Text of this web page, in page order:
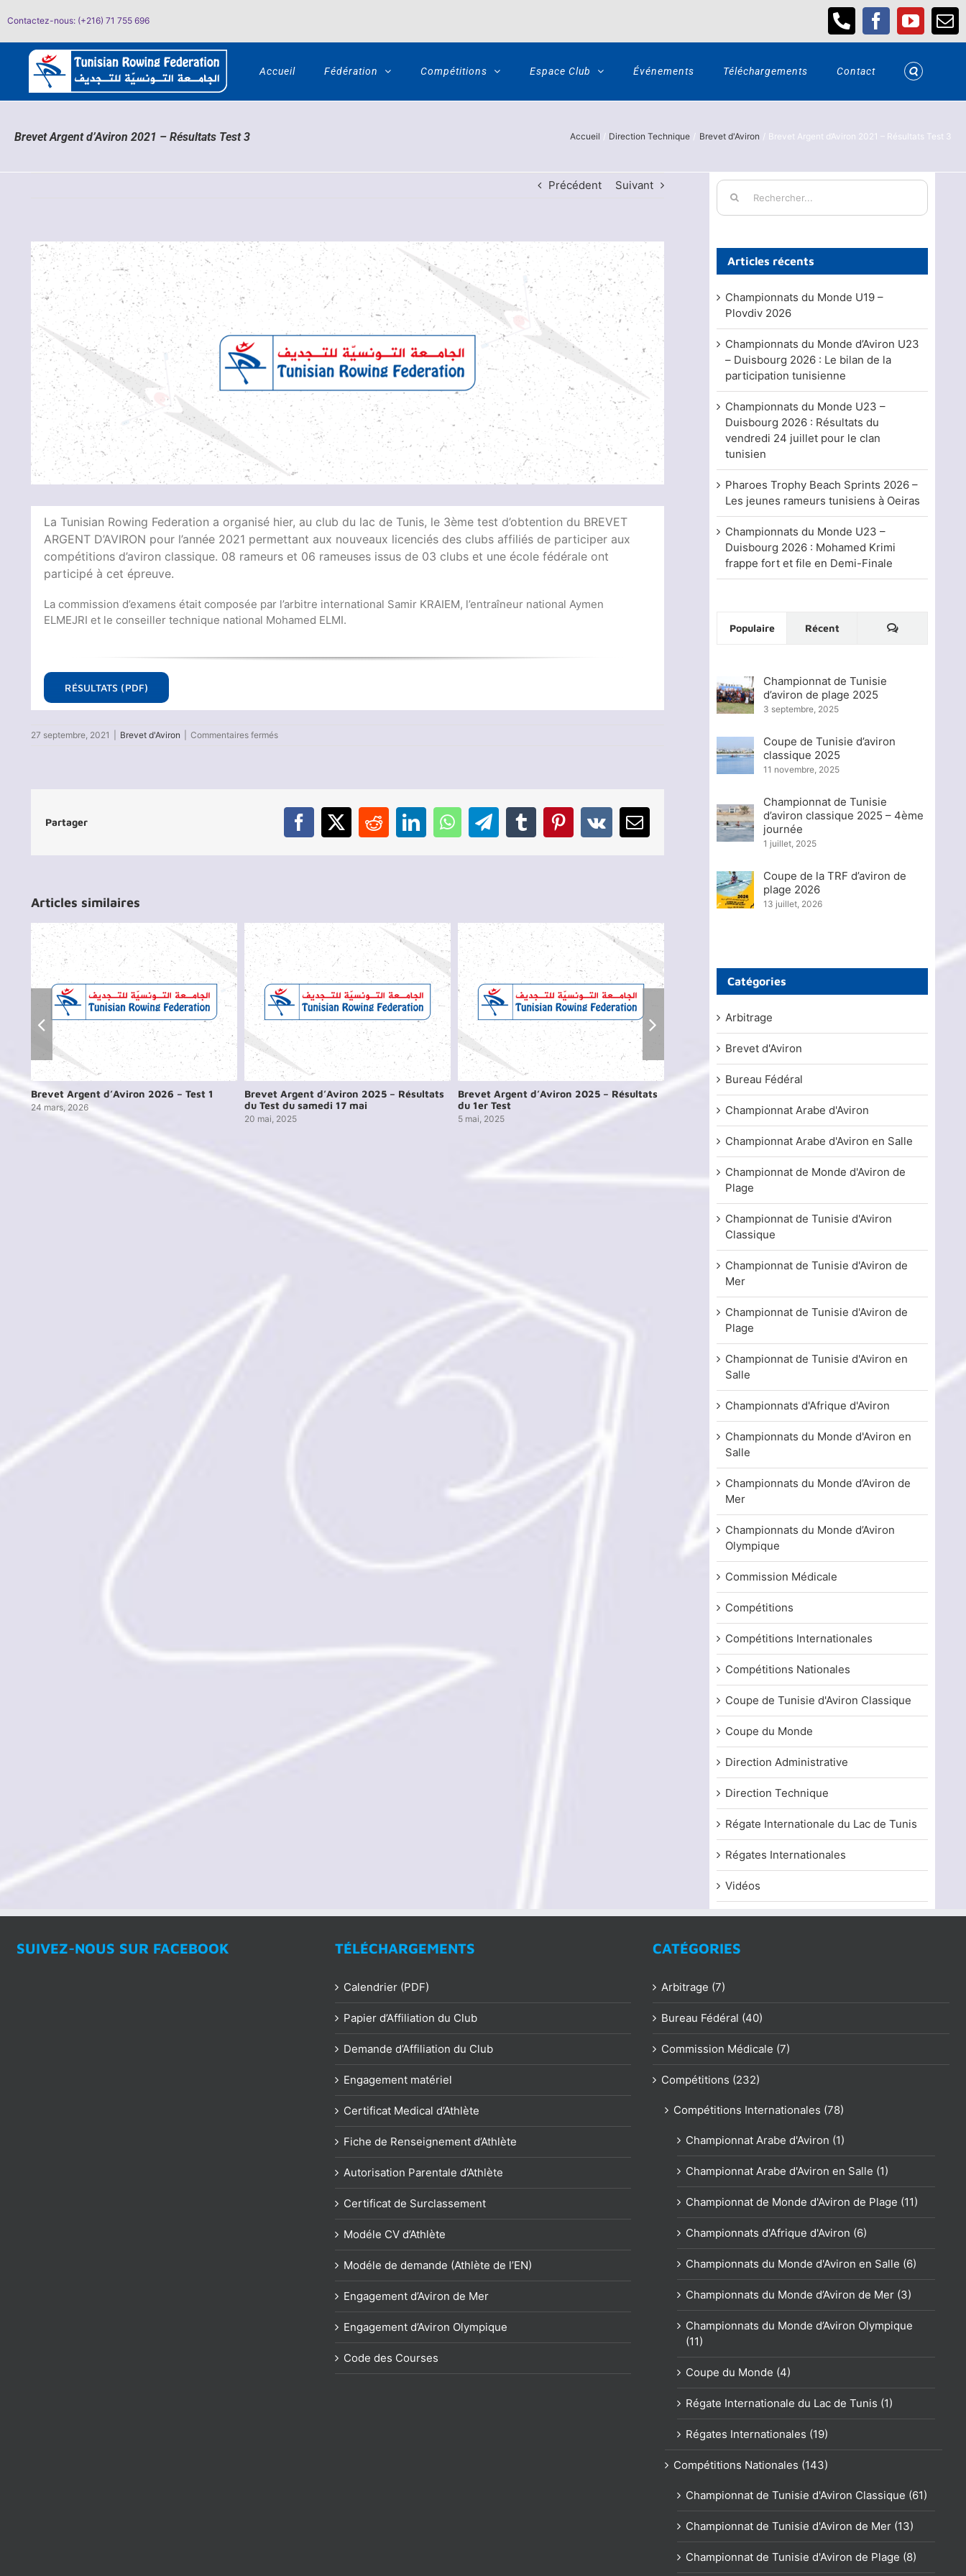
auContactez-nous: (+216) 71 755 696 Téléphone
Facebook
Accueil Fédération Compétitions Espace Club Événements Téléchargements Contact
Brevet Argent d’Aviron 2021 – Résultats Test 3 Accueil Direction Technique Brevet d'Aviron Brevet Argent d’Aviron 2021 – Résultats Test 3
Précédent Suivant
Voir
l'image
agrandie
La Tunisian Rowing Federation a organisé hier, au club du lac de Tunis, le 3ème test d’obtention du BREVET
ARGENT D’AVIRON pour l’année 2021 permettant aux nouveaux licenciés des clubs affiliés de participer aux
compétitions d’aviron classique. 08 rameurs et 06 rameuses issus de 03 clubs et une école fédérale ont
participé à cet épreuve.
La commission d’examens était composée par l’arbitre international Samir KRAIEM, l’entraîneur national Aymen
ELMEJRI et le conseiller technique national Mohamed ELMI.
RÉSULTATS (PDF)
27 septembre, 2021 Brevet d'Aviron Commentaires ferméssur
Résultats
Partager Facebook
X RedditLinkedInWhatsApp
TelegramTumblrPinterest
Vk Email
Articles similaires
Brevet Argent d’Aviron 2026 – Test 1
24 mars, 2026
Brevet Argent d’Aviron 2025 – Résultats
du Test du samedi 17 mai
20 mai, 2025
Brevet Argent d’Aviron 2025 – Résultats
du 1er Test
5 mai, 2025
Brevet Argent d’Aviron 2026 – les
résultats du test 2
Brevet Argent
Rechercher:
Articles récents
Championnats du Monde U19 –
Plovdiv 2026
Championnats du Monde d’Aviron U23
– Duisbourg 2026 : Le bilan de la
participation tunisienne
Championnats du Monde U23 –
Duisbourg 2026 : Résultats du
vendredi 24 juillet pour le clan
tunisien
Pharoes Trophy Beach Sprints 2026 –
Les jeunes rameurs tunisiens à Oeiras
Championnats du Monde U23 –
Duisbourg 2026 : Mohamed Krimi
frappe fort et file en Demi-Finale
Populaire Récent
Championnat de Tunisie
d’aviron de plage 2025
3 septembre, 2025
Coupe de Tunisie d’aviron
classique 2025
11 novembre, 2025
Championnat de Tunisie
d’aviron classique 2025 – 4ème
journée
1 juillet, 2025
Coupe de la TRF d’aviron de
plage 2026
13 juillet, 2026
Catégories
Arbitrage
Brevet d'Aviron
Bureau Fédéral
Championnat Arabe d'Aviron
Championnat Arabe d'Aviron en Salle
Championnat de Monde d'Aviron de
Plage
Championnat de Tunisie d'Aviron
Classique
Championnat de Tunisie d'Aviron de
Mer
Championnat de Tunisie d'Aviron de
Plage
Championnat de Tunisie d'Aviron en
Salle
Championnats d'Afrique d'Aviron
Championnats du Monde d'Aviron en
Salle
Championnats du Monde d’Aviron de
Mer
Championnats du Monde d’Aviron
Olympique
Commission Médicale
Compétitions
Compétitions Internationales
Compétitions Nationales
Coupe de Tunisie d'Aviron Classique
Coupe du Monde
Direction Administrative
Direction Technique
Régate Internationale du Lac de Tunis
Régates Internationales
Vidéos
SUIVEZ-NOUS SUR FACEBOOK TÉLÉCHARGEMENTS
Calendrier (PDF)
Papier d’Affiliation du Club
Demande d’Affiliation du Club
Engagement matériel
Certificat Medical d’Athlète
Fiche de Renseignement d’Athlète
Autorisation Parentale d’Athlète
Certificat de Surclassement
Modéle CV d’Athlète
Modéle de demande (Athlète de l’EN)
Engagement d’Aviron de Mer
Engagement d’Aviron Olympique
Code des Courses
CATÉGORIES
Arbitrage (7)
Bureau Fédéral (40)
Commission Médicale (7)
Compétitions (232)
Compétitions Internationales (78)
Championnat Arabe d'Aviron (1)
Championnat Arabe d'Aviron en Salle (1)
Championnat de Monde d'Aviron de Plage (11)
Championnats d'Afrique d'Aviron (6)
Championnats du Monde d'Aviron en Salle (6)
Championnats du Monde d’Aviron de Mer (3)
Championnats du Monde d’Aviron Olympique
(11)
Coupe du Monde (4)
Régate Internationale du Lac de Tunis (1)
Régates Internationales (19)
Compétitions Nationales (143)
Championnat de Tunisie d'Aviron Classique (61)
Championnat de Tunisie d'Aviron de Mer (13)
Championnat de Tunisie d'Aviron de Plage (8)